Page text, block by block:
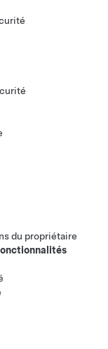
du propriétaire